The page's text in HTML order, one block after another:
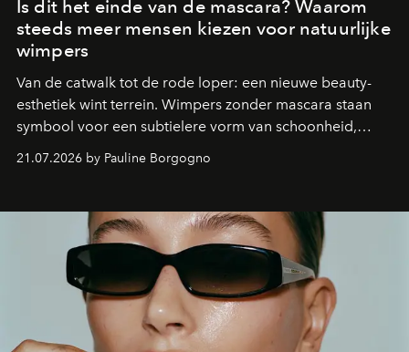
Is dit het einde van de mascara? Waarom
steeds meer mensen kiezen voor natuurlijke
wimpers
Van de catwalk tot de rode loper: een nieuwe beauty-
esthetiek wint terrein. Wimpers zonder mascara staan
symbool voor een subtielere vorm van schoonheid,
waarin zelfvertrouwen belangrijker is dan een overvloed
aan make-up.
21.07.2026 by Pauline Borgogno